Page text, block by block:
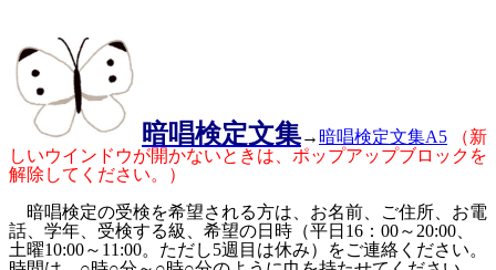
暗唱検定文集→ 暗唱検定文集A5
（新
しいウインドウが開かないときは、ポップアップブロックを
解除してください。）
暗唱検定の受検を希望される方は、お名前、ご住所、お電
話、学年、受検する級、希望の日時（平日16：00～20:00、
土曜10:00～11:00。ただし5週目は休み）をご連絡ください。